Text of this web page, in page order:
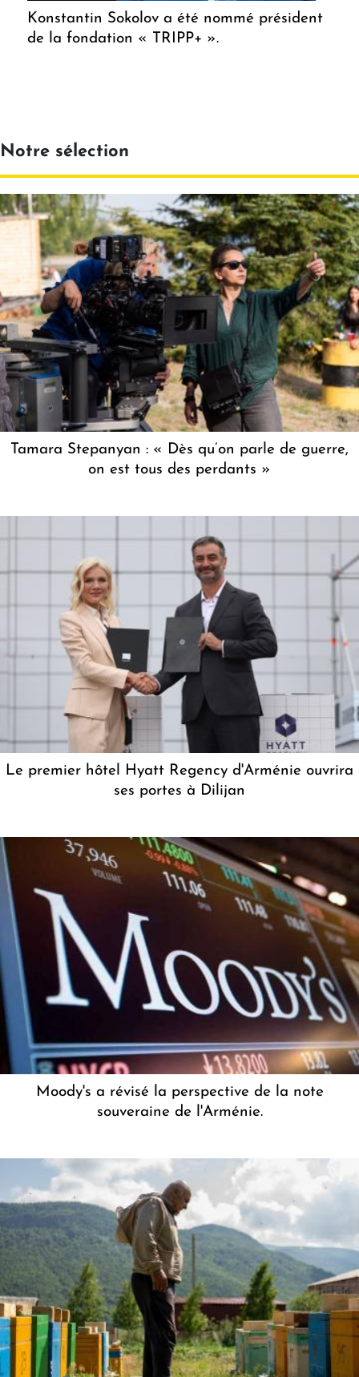
Konstantin Sokolov a été nommé président
de la fondation « TRIPP+ ».
Notre sélection
Tamara Stepanyan : « Dès qu’on parle de guerre,
on est tous des perdants »
Le premier hôtel Hyatt Regency d'Arménie ouvrira
ses portes à Dilijan
Moody's a révisé la perspective de la note
souveraine de l'Arménie.